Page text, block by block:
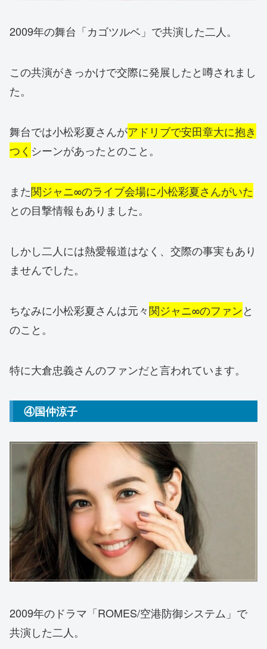
2009年の舞台「カゴツルベ」で共演した二人。
この共演がきっかけで交際に発展したと噂されまし
た。
舞台では小松彩夏さんがアドリブで安田章大に抱き
つく シーンがあったとのこと。
また関ジャニ∞のライブ会場に小松彩夏さんがいた
との目撃情報もありました。
しかし二人には熱愛報道はなく、交際の事実もあり
ませんでした。
ちなみに小松彩夏さんは元々関ジャニ∞のファンと
のこと。
特に大倉忠義さんのファンだと言われています。
④国仲涼子
2009年のドラマ「ROMES/空港防御システム」で
共演した二人。